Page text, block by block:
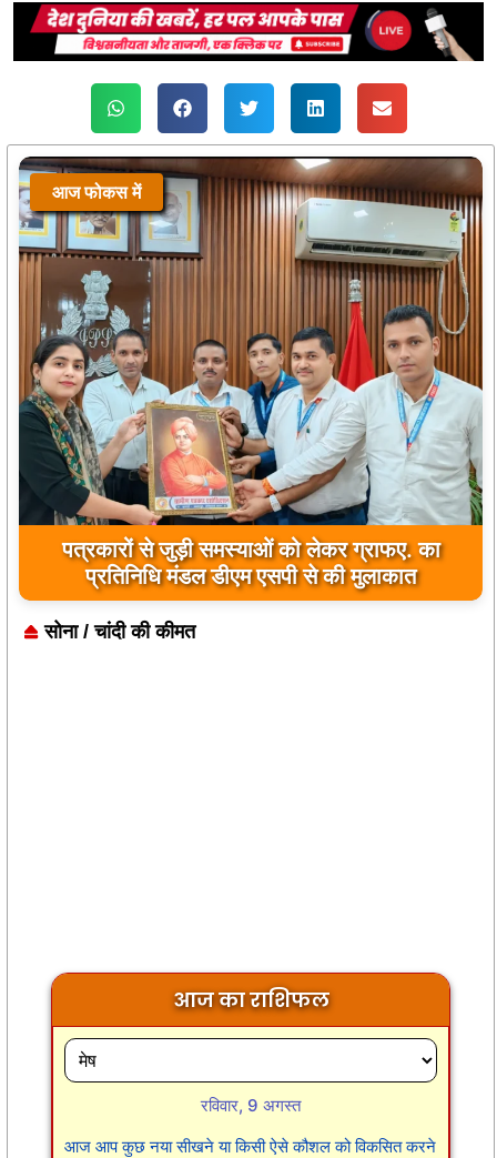
आज फोकस में
पत्रकारों से जुड़ी समस्याओं को लेकर ग्राफए. का
प्रतिनिधि मंडल डीएम एसपी से की मुलाकात
सोना / चांदी की कीमत
आज का राशिफल
रविवार, 9 अगस्त
आज आप कुछ नया सीखने या किसी ऐसे कौशल को विकसित करने